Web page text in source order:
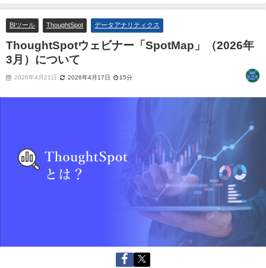
「SpotMap」（2026年3月）について
BIツール ThoughtSpot データアナリティクス
ThoughtSpotウェビナー「SpotMap」（2026年
3月）について
2026年4月21日 2026年4月17日 15分